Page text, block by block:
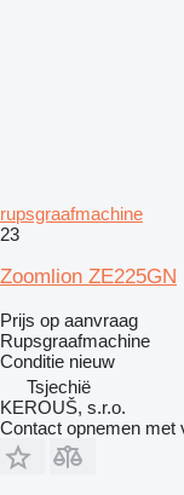
rupsgraafmachine
23
Zoomlion ZE225GN
Prijs op aanvraag
Rupsgraafmachine
Conditie nieuw
Tsjechië
KEROUŠ, s.r.o.
Contact opnemen met